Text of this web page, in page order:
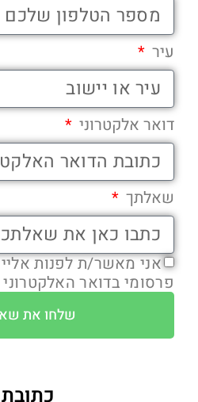
עיר
דואר אלקטרוני
שאלתך
אני מאשר/ת לפנות
פרסומי בדואר
שלחו את